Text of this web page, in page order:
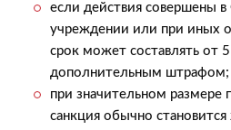
если действия совершены
учреждении или при иных
срок может составлять от
дополнительным штрафом;
при значительном размере
санкция обычно